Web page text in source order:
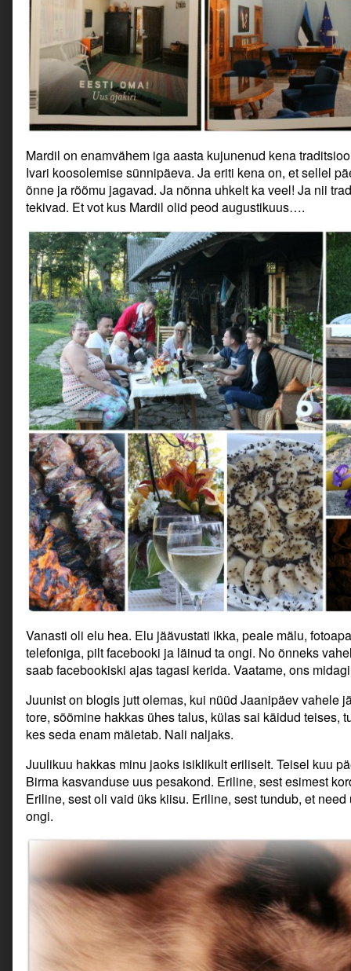
Mardil on enamvähem iga aasta kujunenud kena
Ivari koosolemise sünnipäeva. Ja eriti kena on, et sellel
õnne ja rõõmu jagavad. Ja nõnna uhkelt ka veel! Ja nii
tekivad. Et vot kus Mardil olid peod augustikuus….
Vanasti oli elu hea. Elu jäävustati ikka, peale mälu,
telefoniga, pilt facebooki ja läinud ta ongi. No õnneks
saab facebookiski ajas tagasi kerida. Vaatame, ons
Juunist on blogis jutt olemas, kui nüüd Jaanipäev vahele
tore, söömine hakkas ühes talus, külas sai käidud teises,
kes seda enam mäletab. Nali naljaks.
Juulikuu hakkas minu jaoks isiklikult eriliselt. Teisel kuu
Birma kasvanduse uus pesakond. Eriline, sest esimest
Eriline, sest oli vaid üks kiisu. Eriline, sest tundub, et
ongi.